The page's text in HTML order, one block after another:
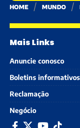
HOME MUNDO
Mais Links
Anuncie conosco
Boletins informativos
Reclamação
Negócio